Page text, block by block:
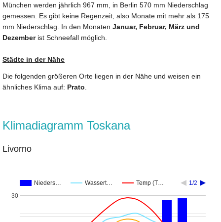
München werden jährlich 967 mm, in Berlin 570 mm Niederschlag
gemessen. Es gibt keine Regenzeit, also Monate mit mehr als 175
mm Niederschlag. In den Monaten Januar, Februar, März und
Dezemberist Schneefall möglich.
Städte in der Nähe
Die folgenden größeren Orte liegen in der Nähe und weisen ein
ähnliches Klima auf: Prato
Klimadiagramm Toskana
Livorno
Nieders… Wassert… Temp (T… 1/2
30